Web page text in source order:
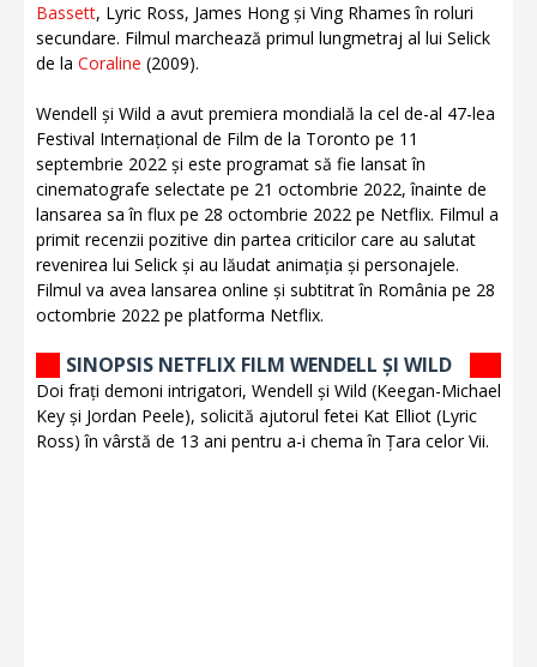
Bassett, Lyric Ross, James Hong și Ving Rhames în roluri
secundare. Filmul marchează primul lungmetraj al lui Selick
de la Coraline (2009).
Wendell și Wild a avut premiera mondială la cel de-al 47-lea
Festival Internațional de Film de la Toronto pe 11
septembrie 2022 și este programat să fie lansat în
cinematografe selectate pe 21 octombrie 2022, înainte de
lansarea sa în flux pe 28 octombrie 2022 pe Netflix. Filmul a
primit recenzii pozitive din partea criticilor care au salutat
revenirea lui Selick și au lăudat animația și personajele.
Filmul va avea lansarea online și subtitrat în România pe 28
octombrie 2022 pe platforma Netflix.
SINOPSIS NETFLIX FILM WENDELL ȘI WILD
Doi frați demoni intrigatori, Wendell și Wild (Keegan-Michael
Key și Jordan Peele), solicită ajutorul fetei Kat Elliot (Lyric
Ross) în vârstă de 13 ani pentru a-i chema în Țara celor Vii.